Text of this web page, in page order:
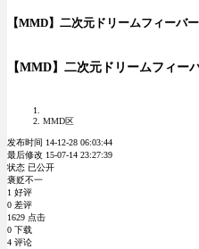
【MMD】二次元ドリームフィーバ
【MMD】二次元ドリームフィー
MMD区
发布时间 14-12-28 06:03:44
最后修改 15-07-14 23:27:39
状态 已公开
褒贬不一
1 好评
0 差评
1629 点击
0 下载
4 评论